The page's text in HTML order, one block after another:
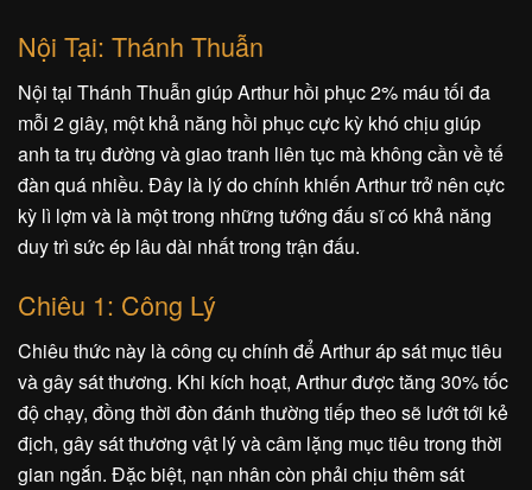
Nội Tại: Thánh Thuẫn
Nội tại Thánh Thuẫn giúp Arthur hồi phục 2% máu tối đa
mỗi 2 giây, một khả năng hồi phục cực kỳ khó chịu giúp
anh ta trụ đường và giao tranh liên tục mà không cần về tế
đàn quá nhiều. Đây là lý do chính khiến Arthur trở nên cực
kỳ lì lợm và là một trong những tướng đấu sĩ có khả năng
duy trì sức ép lâu dài nhất trong trận đấu.
Chiêu 1: Công Lý
Chiêu thức này là công cụ chính để Arthur áp sát mục tiêu
và gây sát thương. Khi kích hoạt, Arthur được tăng 30% tốc
độ chạy, đồng thời đòn đánh thường tiếp theo sẽ lướt tới kẻ
địch, gây sát thương vật lý và câm lặng mục tiêu trong thời
gian ngắn. Đặc biệt, nạn nhân còn phải chịu thêm sát